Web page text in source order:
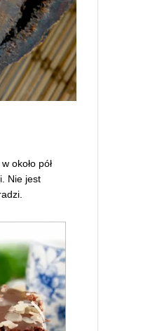
około pół
Nie jest